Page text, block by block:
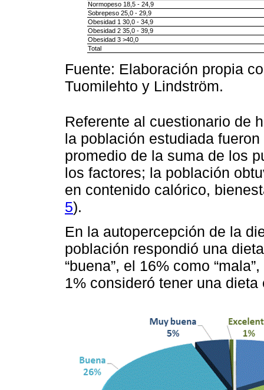
Normopeso 18,5 - 24,9
Sobrepeso 25,0 - 29,9
Obesidad 1 30,0 - 34,9
Obesidad 2 35,0 - 39,9
Obesidad 3 >40,0
Total
Fuente: Elaboración propia
Tuomilehto y Lindström.
Referente al cuestionario de
la población estudiada
promedio de la suma de los
los factores; la población
en contenido calórico,
5).
En la autopercepción de la
población respondió una
“buena”, el 16% como
1% consideró tener una dieta